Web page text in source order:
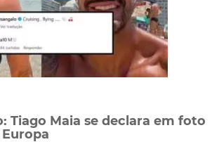
Tiago Maia se declara em foto